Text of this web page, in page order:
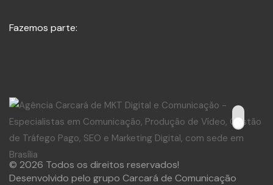
Fazemos parte:
© 2026 Todos os direitos reservados!
Desenvolvido pelo grupo Carcará de Comunicação